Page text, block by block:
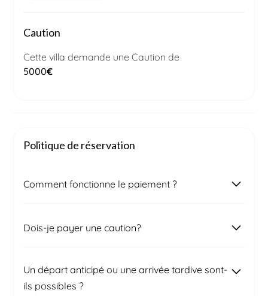
Caution
Cette villa demande une Caution de
5000€
Politique de réservation
Comment fonctionne le paiement ?
notre équipe locale prendra contact avec vous
une première facture correspondant à 50 % du
montant total, à régler pour confirmer votre
Dois-je payer une caution?
vous sera demandée afin de couvrir d'éventuels
dommages. Le montant sera précisé dans votre
Un départ anticipé ou une arrivée tardive sont-
ils possibles ?